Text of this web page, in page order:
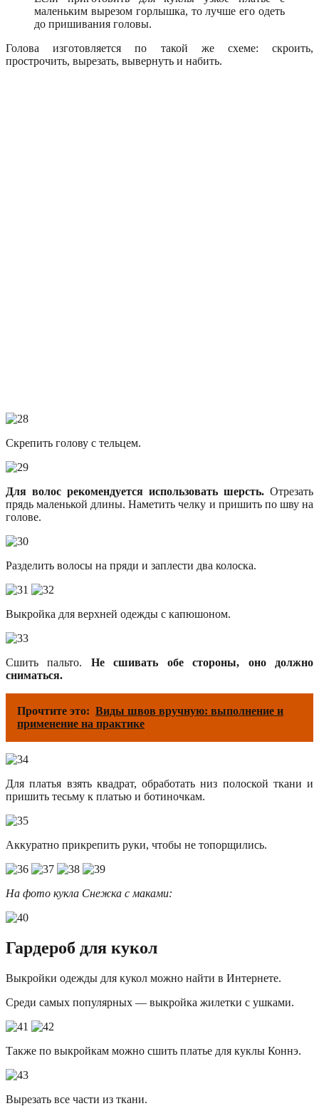
маленьким вырезом горлышка, то лучше его одеть
до пришивания головы.
Голова изготовляется по такой же схеме: скроить,
прострочить, вырезать, вывернуть и набить.
Скрепить голову с тельцем.
Для волос рекомендуется использовать шерсть. Отрезать
прядь маленькой длины. Наметить челку и пришить по шву на
голове.
Разделить волосы на пряди и заплести два колоска.
Выкройка для верхней одежды с капюшоном.
Сшить пальто. Не сшивать обе стороны, оно должно
сниматься.
Прочтите это: Виды швов вручную: выполнение и
применение на практике
Для платья взять квадрат, обработать низ полоской ткани и
пришить тесьму к платью и ботиночкам.
Аккуратно прикрепить руки, чтобы не топорщились.
На фото кукла Снежка с маками:
Гардероб для кукол
Выкройки одежды для кукол можно найти в Интернете.
Среди самых популярных — выкройка жилетки с ушками.
Также по выкройкам можно сшить платье для куклы Коннэ.
Вырезать все части из ткани.